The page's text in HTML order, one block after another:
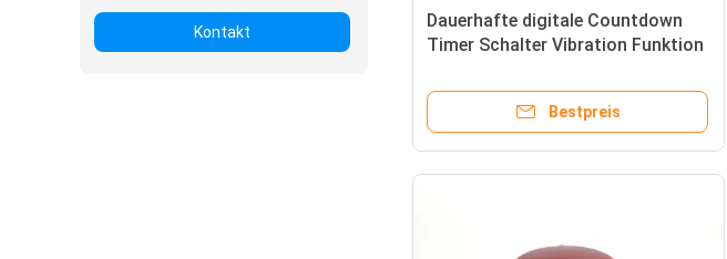
Kontakt
Dauerhafte digitale Countdown
Timer Schalter Vibration Funktion
Bestpreis